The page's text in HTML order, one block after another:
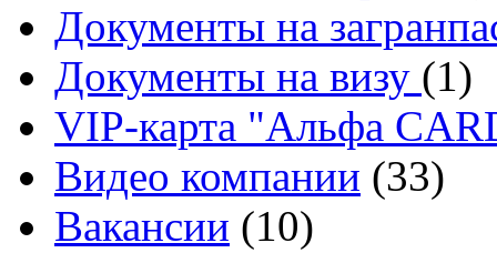
Документы на
Документы на визу (1)
VIP-карта "Альфа
Видео компании (33)
Вакансии (10)